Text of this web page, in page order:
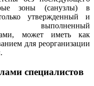
зоны (санузлы) в
утвержденный и
выполненный
может иметь как
для реорганизации
специалистов